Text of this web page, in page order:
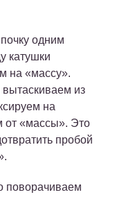
одним
катушки
на «массу».
из
на
от «массы». Это
пробой
поворачиваем